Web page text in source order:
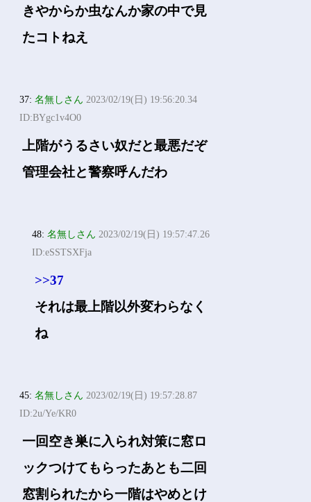
きやからか虫なんか家の中で見
たコトねえ
37:名無しさん 2023/02/19(日) 19:56:20.34
ID:BYgc1v4O0
上階がうるさい奴だと最悪だぞ
管理会社と警察呼んだわ
48:名無しさん 2023/02/19(日) 19:57:47.26
ID:eSSTSXFja
>>37
それは最上階以外変わらなく
ね
45:名無しさん 2023/02/19(日) 19:57:28.87
ID:2u/Ye/KR0
一回空き巣に入られ対策に窓ロ
ックつけてもらったあとも二回
窓割られたから一階はやめとけ